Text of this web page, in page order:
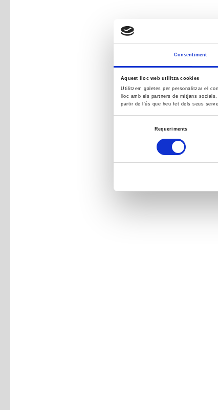
Consentiment
Aquest lloc web utilitza cookies
Utilitzem galetes per personalitzar el
lloc amb els partners de mitjans
partir de l'ús que heu fet dels seus
Requeriments